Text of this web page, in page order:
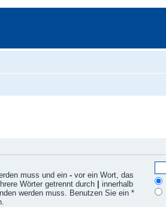
muss und ein - vor ein Wort, das
Wörter getrennt durch | innerhalb
werden muss. Benutzen Sie ein *